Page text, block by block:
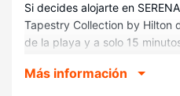
Si decides alojarte en
Tapestry Collection by Hilton
de la playa y a solo 15
Además, este hotel se
Más información